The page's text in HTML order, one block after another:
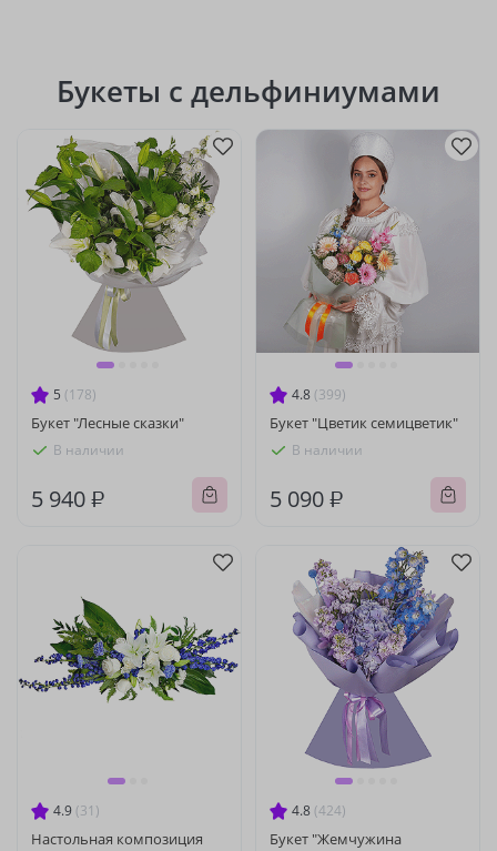
Букеты с дельфиниумами
5 (178)
Букет "Лесные сказки"
В наличии
5 940 ₽
4.8 (399)
Букет "Цветик семицветик"
В наличии
5 090 ₽
4.9 (31)
Настольная композиция
4.8 (424)
Букет "Жемчужина